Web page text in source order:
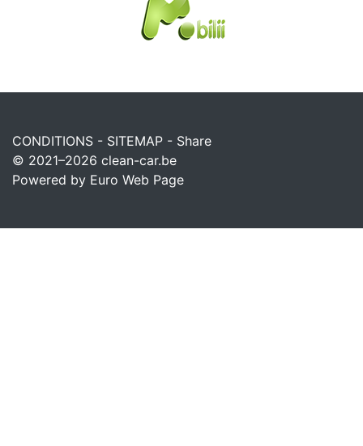
CONDITIONS - SITEMAP - Share
© 2021–2026 clean-car.be
Powered by Euro Web Page